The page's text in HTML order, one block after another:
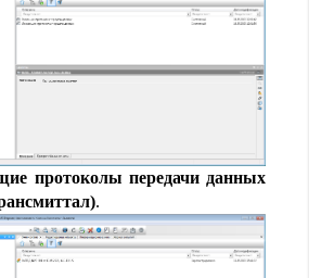
протоколы передачи данных
.